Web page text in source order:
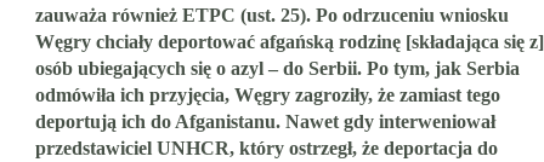
zauważa również ETPC (ust. 25). Po odrzuceniu wniosku
Węgry chciały deportować afgańską rodzinę [składająca się z]
osób ubiegających się o azyl – do Serbii. Po tym, jak Serbia
odmówiła ich przyjęcia, Węgry zagroziły, że zamiast tego
deportują ich do Afganistanu. Nawet gdy interweniował
przedstawiciel UNHCR, który ostrzegł, że deportacja do